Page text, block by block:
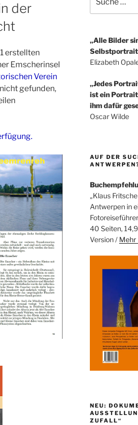
der
erstellten
Emscherinsel
Verein
gefunden,
nach:
„Alle Bilder
Elizabeth
„Jedes
ist ein
ihm dafür
Oscar Wilde
AUF DER
„Klaus
Antwerpen in
40 Seiten,
Version /
NEU:
ZUFALL“